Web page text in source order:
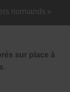
normands »
sur place à